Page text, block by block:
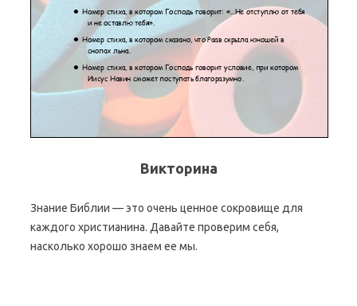
Викторина
Знание Библии — это очень ценное сокровище для
каждого христианина. Давайте проверим себя,
насколько хорошо знаем ее мы.